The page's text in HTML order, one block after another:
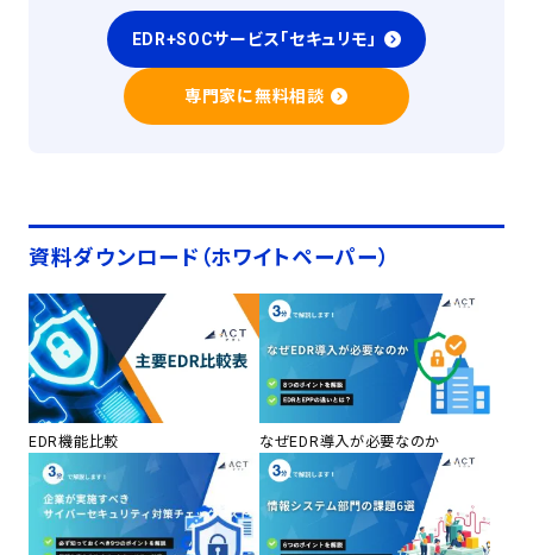
EDR+SOCサービス「セキュリモ」
専門家に無料相談
資料ダウンロード（ホワイトペーパー）
EDR機能比較 なぜEDR導入が必要なのか